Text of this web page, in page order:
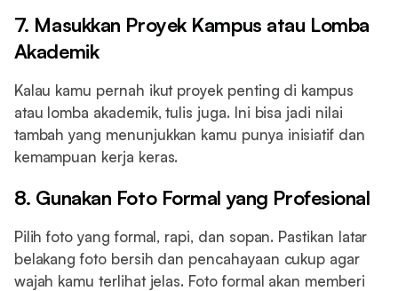
7. Masukkan Proyek Kampus atau Lomba
Akademik
Kalau kamu pernah ikut proyek penting di kampus
atau lomba akademik, tulis juga. Ini bisa jadi nilai
tambah yang menunjukkan kamu punya inisiatif dan
kemampuan kerja keras.
8. Gunakan Foto Formal yang Profesional
Pilih foto yang formal, rapi, dan sopan. Pastikan latar
belakang foto bersih dan pencahayaan cukup agar
wajah kamu terlihat jelas. Foto formal akan memberi